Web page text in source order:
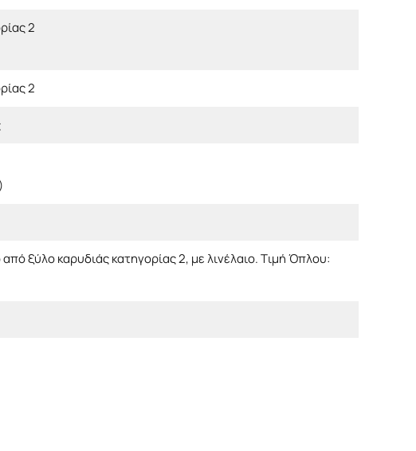
2
2
ξύλο καρυδιάς κατηγορίας 2, με λινέλαιο. Τιμή Όπλου: